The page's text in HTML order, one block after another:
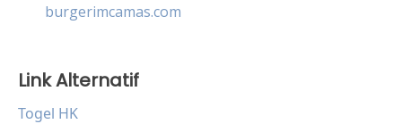
burgerimcamas.com
Link Alternatif
Togel HK